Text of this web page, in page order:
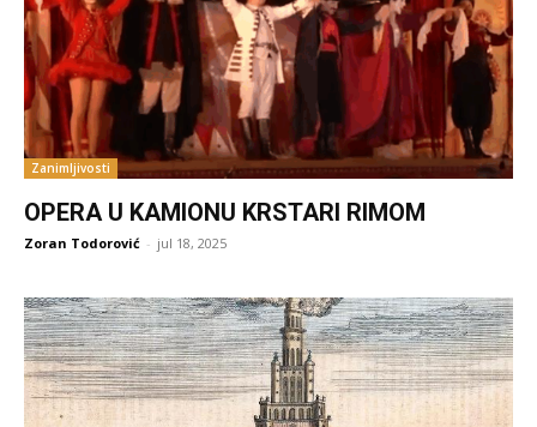
Zanimljivosti
OPERA U KAMIONU KRSTARI RIMOM
Zoran Todorović - jul 18, 2025